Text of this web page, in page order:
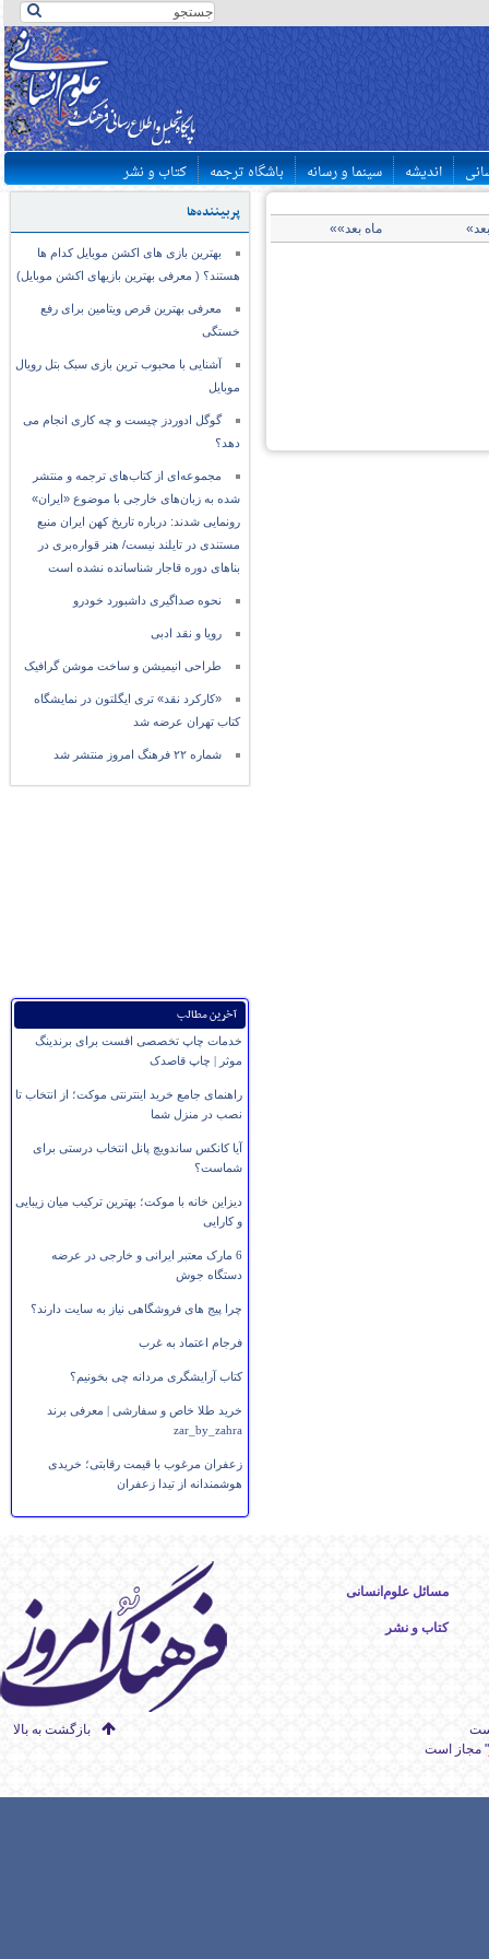
اندیشه سینما و رسانه باشگاه ترجمه کتاب و نشر
پربیننده‌ها
بهترین بازی های اکشن موبایل کدام ها
هستند؟ ( معرفی بهترین بازیهای اکشن موبایل)
معرفی بهترین قرص ویتامین برای رفع
خستگی
آشنایی با محبوب ترین بازی سبک بتل رویال
موبایل
گوگل ادوردز چیست و چه کاری انجام می
دهد؟
مجموعه‌ای از کتاب‌های ترجمه و منتشر
شده به زبان‌های خارجی با موضوع «ایران»
رونمایی شدند: درباره تاریخ کهن ایران منبع
مستندی در تایلند نیست/ هنر قواره‌بری در
بناهای دوره قاجار شناسانده نشده است
نحوه صداگیری داشبورد خودرو
رویا و نقد ادبی
طراحی انیمیشن و ساخت موشن گرافیک
«کارکرد نقد» تری ایگلتون در نمایشگاه
کتاب تهران عرضه شد
شماره ۲۲ فرهنگ امروز منتشر شد
آخرین مطالب
خدمات چاپ تخصصی افست برای برندینگ
موثر | چاپ قاصدک
راهنمای جامع خرید اینترنتی موکت؛ از انتخاب تا
نصب در منزل شما
آیا کانکس ساندویچ پانل انتخاب درستی برای
شماست؟
دیزاین خانه با موکت؛ بهترین ترکیب میان زیبایی
و کارایی
6 مارک معتبر ایرانی و خارجی در عرضه
دستگاه جوش
چرا پیج های فروشگاهی نیاز به سایت دارند؟
فرجام اعتماد به غرب
کتاب آرایشگری مردانه چی بخونیم؟
خرید طلا خاص و سفارشی | معرفی برند
zar_by_zahra
زعفران مرغوب با قیمت رقابتی؛ خریدی
هوشمندانه از تیدا زعفران
ماه بعد»»
مسائل علوم‌انسانی
کتاب و نشر
بازگشت به بالا
" مجاز است